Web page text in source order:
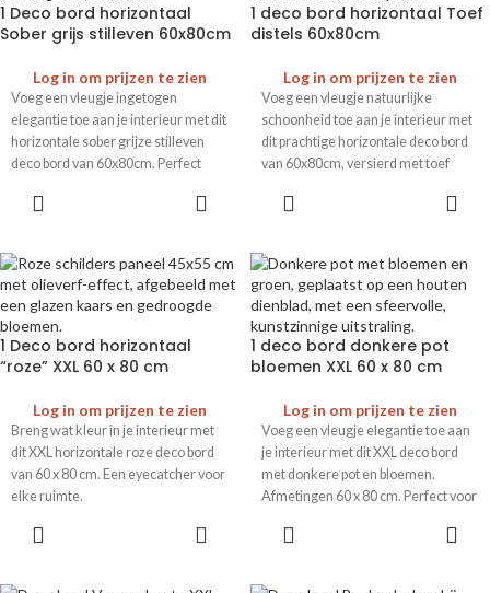
1 Deco bord horizontaal
Sober grijs stilleven 60x80cm
Log in om prijzen te zien
Voeg een vleugje ingetogen
elegantie toe aan je interieur met dit
horizontale sober grijze stilleven
deco bord van 60x80cm. Perfect
1 deco bord horizontaal Toef
distels 60x80cm
Log in om prijzen te zien
Voeg een vleugje natuurlijke
schoonheid toe aan je interieur met
dit prachtige horizontale deco bord
van 60x80cm, versierd met toef
uitstraling in elke ruimte.
1 Deco bord horizontaal
“roze” XXL 60 x 80 cm
Log in om prijzen te zien
Breng wat kleur in je interieur met
dit XXL horizontale roze deco bord
van 60 x 80 cm. Een eyecatcher voor
elke ruimte.
1 deco bord donkere pot
bloemen XXL 60 x 80 cm
Log in om prijzen te zien
Voeg een vleugje elegantie toe aan
je interieur met dit XXL deco bord
met donkere pot en bloemen.
Afmetingen 60 x 80 cm. Perfect voor